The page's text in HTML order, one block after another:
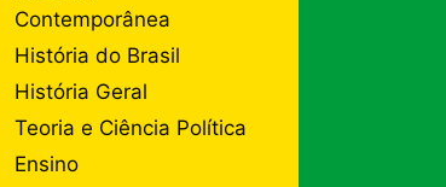
Contemporânea
História do Brasil
História Geral
Teoria e Ciência Política
Ensino